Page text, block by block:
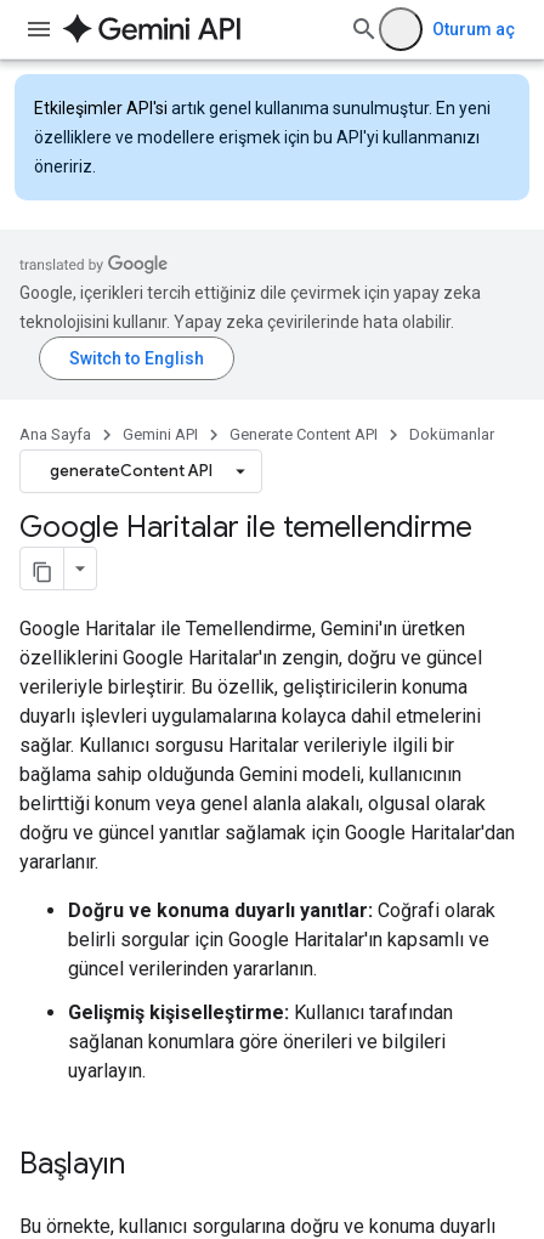
Oturum aç
Etkileşimler API'si artık genel kullanıma sunulmuştur. En yeni
özelliklere ve modellere erişmek için bu API'yi kullanmanızı
öneririz.
Google, içerikleri tercih ettiğiniz dile çevirmek için yapay zeka
teknolojisini kullanır. Yapay zeka çevirilerinde hata olabilir.
Ana Sayfa Gemini API Generate Content API Dokümanlar
generateContent API
Google Haritalar ile temellendirme
Google Haritalar ile Temellendirme, Gemini'ın üretken
özelliklerini Google Haritalar'ın zengin, doğru ve güncel
verileriyle birleştirir. Bu özellik, geliştiricilerin konuma
duyarlı işlevleri uygulamalarına kolayca dahil etmelerini
sağlar. Kullanıcı sorgusu Haritalar verileriyle ilgili bir
bağlama sahip olduğunda Gemini modeli, kullanıcının
belirttiği konum veya genel alanla alakalı, olgusal olarak
doğru ve güncel yanıtlar sağlamak için Google Haritalar'dan
yararlanır.
Doğru ve konuma duyarlı yanıtlar: Coğrafi olarak
belirli sorgular için Google Haritalar'ın kapsamlı ve
güncel verilerinden yararlanın.
Gelişmiş kişiselleştirme: Kullanıcı tarafından
sağlanan konumlara göre önerileri ve bilgileri
uyarlayın.
Başlayın
Bu örnekte, kullanıcı sorgularına doğru ve konuma duyarlı